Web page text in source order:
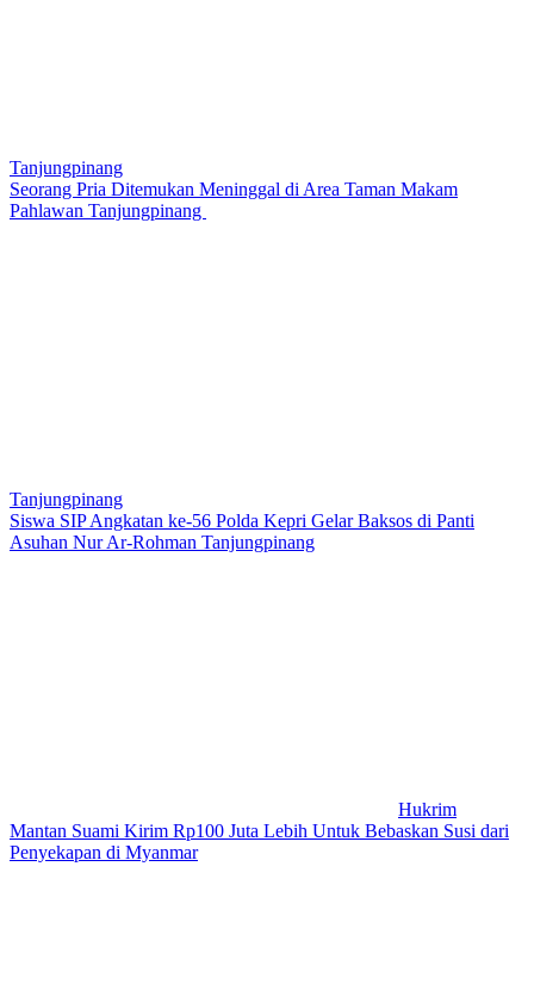
Tanjungpinang
Seorang Pria Ditemukan Meninggal di Area Taman Makam
Pahlawan Tanjungpinang
Tanjungpinang
Siswa SIP Angkatan ke-56 Polda Kepri Gelar Baksos di Panti
Asuhan Nur Ar-Rohman Tanjungpinang
Hukrim
Mantan Suami Kirim Rp100 Juta Lebih Untuk Bebaskan Susi dari
Penyekapan di Myanmar